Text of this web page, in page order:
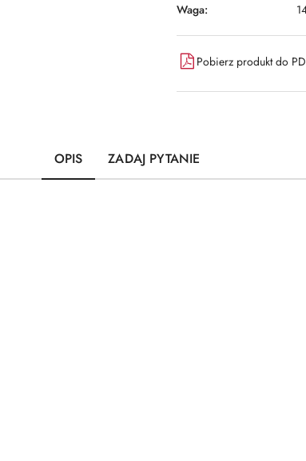
Waga:
Pobierz produkt do
OPIS ZADAJ PYTANIE